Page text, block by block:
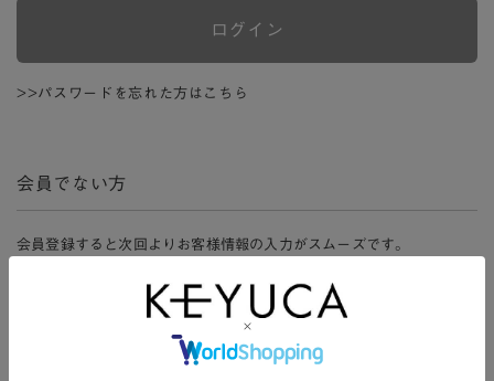
ログイン
>>パスワードを忘れた方はこちら
会員でない方
会員登録すると次回よりお客様情報の入力がスムーズです。
ージ、購入履歴をご利用いただけます。